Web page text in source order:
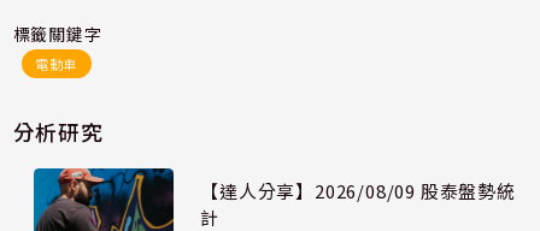
標籤關鍵字
電動車
分析研究
【達人分享】2026/08/09 股泰盤勢統
計